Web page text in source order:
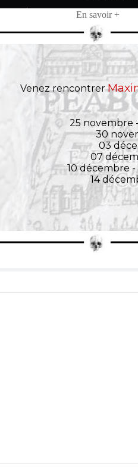
En savoir +
Venez rencontrer
25 novembre
30
03
07
10 décembre -
14